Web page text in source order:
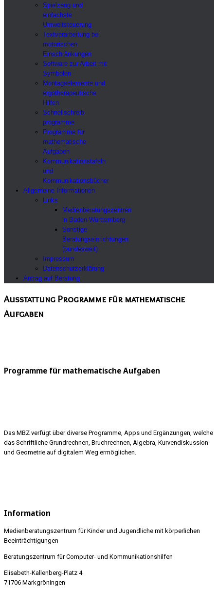
Spielzeug und
einfachste
Umweltsteuerung
Textverarbeitung bei
motorischen
Einschränkungen
Software zur Arbeit mit
Symbolen
Montageelemente und
ergotherapeutische
Hilfen
Schnellschreib-
programme
Programme für
mathematische
Aufgaben
Kommunikationstafeln
und
Kommunikationsbücher
Allgemeine Informationen
Links
Medienberatungszentren
in Baden-Württemberg
Sonstige
Beratungseinrichtungen
(bundesweit)
Impressum
Datenschutzerklärung
Antrag auf Beratung
Ausstattung Programme für mathematische
Aufgaben
Programme für mathematische Aufgaben
Das MBZ verfügt über diverse Programme, Apps und Ergänzungen, welche
das Schriftliche Grundrechnen, Bruchrechnen, Algebra, Kurvendiskussion
und Geometrie auf digitalem Weg ermöglichen.
Information
Medienberatungszentrum für Kinder und Jugendliche mit körperlichen
Beeinträchtigungen
Beratungszentrum für Computer- und Kommunikationshilfen
Elisabeth-Kallenberg-Platz 4
71706 Markgröningen